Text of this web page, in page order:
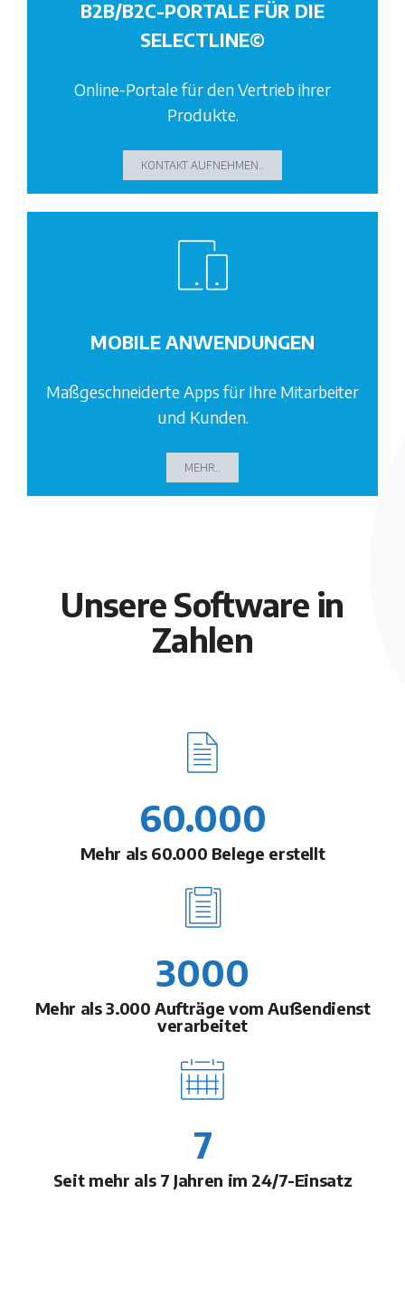
B2B/B2C-PORTALE FÜR DIE
SELECTLINE©
Online-Portale für den Vertrieb ihrer
Produkte.
KONTAKT AUFNEHMEN..
MOBILE ANWENDUNGEN
Maßgeschneiderte Apps für Ihre Mitarbeiter
und Kunden.
MEHR..
Unsere Software in
Zahlen
60.000
Mehr als 60.000 Belege erstellt
3000
Mehr als 3.000 Aufträge vom Außendienst
verarbeitet
7
Seit mehr als 7 Jahren im 24/7-Einsatz